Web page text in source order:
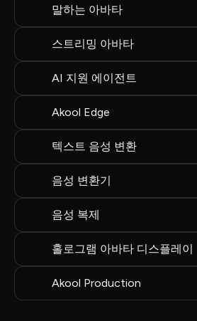
말하는 아바타
스트리밍 아바타
AI 지원 에이전트
Akool Edge
텍스트 음성 변환
음성 변환기
음성 복제
홀로그램 아바타 디스플레이
Akool Production